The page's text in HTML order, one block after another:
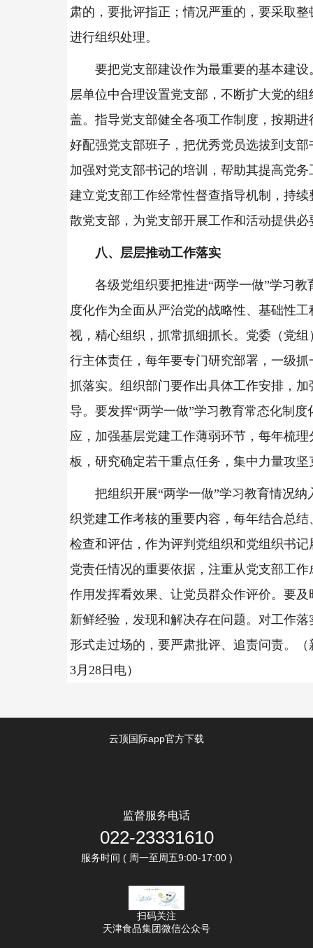
肃的，要批评指正；情况严重的，要采取整
进行组织处理。
要把党支部建设作为最重要的基本建设
层单位中合理设置党支部，不断扩大党的组
盖。指导党支部健全各项工作制度，按期进
好配强党支部班子，把优秀党员选拔到支部
加强对党支部书记的培训，帮助其提高党务
建立党支部工作经常性督查指导机制，持续
散党支部，为党支部开展工作和活动提供必
八、层层推动工作落实
各级党组织要把推进“两学一做”学习教
度化作为全面从严治党的战略性、基础性工
视，精心组织，抓常抓细抓长。党委（党组
行主体责任，每年要专门研究部署，一级抓
抓落实。组织部门要作出具体工作安排，加
导。要发挥“两学一做”学习教育常态化制度
应，加强基层党建工作薄弱环节，每年梳理
板，研究确定若干重点任务，集中力量攻坚
把组织开展“两学一做”学习教育情况纳
织党建工作考核的重要内容，每年结合总结
检查和评估，作为评判党组织和党组织书记
党责任情况的重要依据，注重从党支部工作
作用发挥看效果、让党员群众作评价。要及
新鲜经验，发现和解决存在问题。对工作落
形式走过场的，要严肃批评、追责问责。（
3月28日电）
云顶国际app官方下载
监督服务电话
022-23331610
服务时间 ( 周一至周五9:00-17:00 )
扫码关注
天津食品集团微信公众号